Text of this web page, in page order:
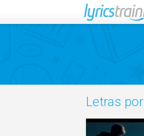
Letras por